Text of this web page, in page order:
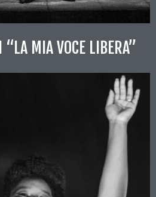
“LA MIA VOCE LIBERA”